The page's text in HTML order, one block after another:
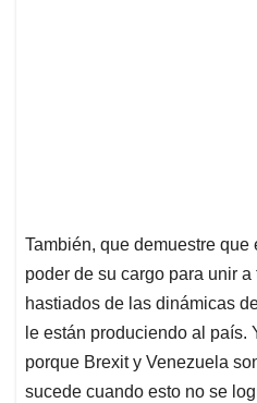
También, que demuestre que
poder de su cargo para unir
hastiados de las dinámicas
le están produciendo al país.
porque Brexit y Venezuela
sucede cuando esto no se